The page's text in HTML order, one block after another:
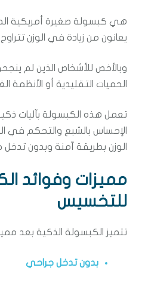
هي كبسولة صغيرة أمريكية
يعانون من زيادة في الوزن تتراوح بين 15 و20
وبالأخص للأشخاص الذين لم
الحميات التقليدية أو الأنظمة
تعمل هذه الكبسولة بآليات
الإحساس بالشبع والتحكم في
الوزن بطريقة آمنة وبدون
مميزات وفوائد
للتخسيس
تتميز الكبسولة الذكية بعد
بدون تدخل جراحي